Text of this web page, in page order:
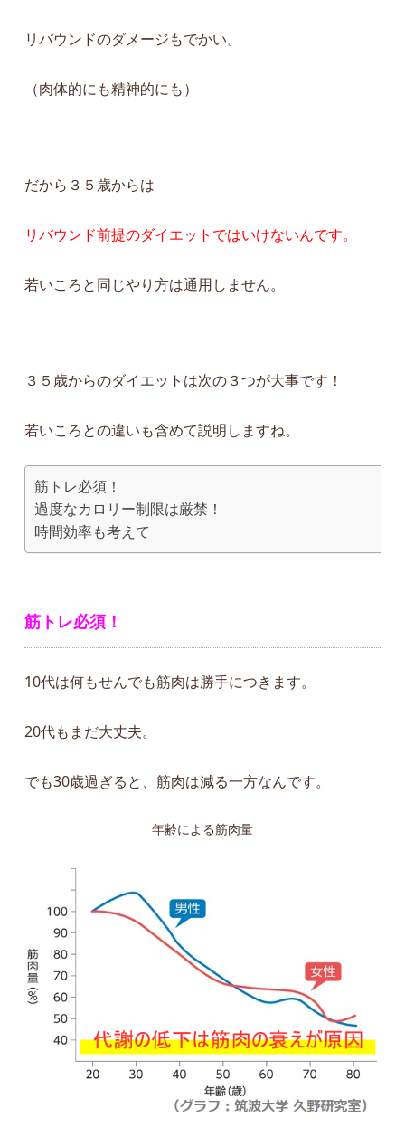
リバウンドのダメージもでかい。
（肉体的にも精神的にも）
だから３５歳からは
リバウンド前提のダイエットではいけないんです。
若いころと同じやり方は通用しません。
３５歳からのダイエットは次の３つが大事です！
若いころとの違いも含めて説明しますね。
筋トレ必須！
過度なカロリー制限は厳禁！
時間効率も考えて
筋トレ必須！
10代は何もせんでも筋肉は勝手につきます。
20代もまだ大丈夫。
でも30歳過ぎると、筋肉は減る一方なんです。
年齢による筋肉量